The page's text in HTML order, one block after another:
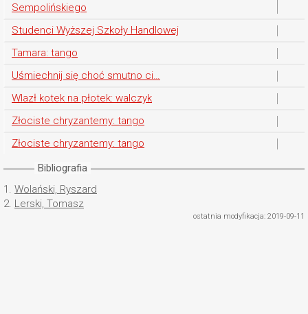
Sempolińskiego
Studenci Wyższej Szkoły Handlowej
Tamara: tango
Uśmiechnij się choć smutno ci…
Wlazł kotek na płotek: walczyk
Złociste chryzantemy: tango
Złociste chryzantemy: tango
Bibliografia
1. Wolański, Ryszard
2. Lerski, Tomasz
ostatnia modyfikacja: 2019-09-11